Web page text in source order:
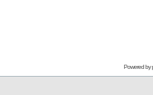
Powered by